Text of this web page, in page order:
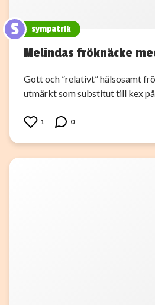
S sympatrik
Melindas fröknäcke
Gott och ”relativt” hälsosamt
utmärkt som substitut till kex
1 0